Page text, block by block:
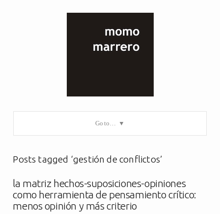
Go to…
Posts tagged ‘gestión de conflictos’
la matriz hechos-suposiciones-opiniones
como herramienta de pensamiento crítico:
menos opinión y más criterio